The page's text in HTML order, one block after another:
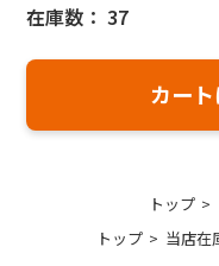
在庫数： 37
トップ
トップ
当店在